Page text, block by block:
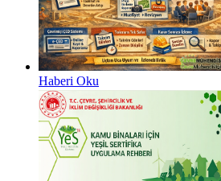
Haberi Oku